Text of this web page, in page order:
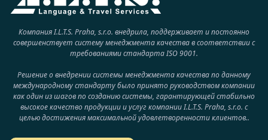
Компания I.L.T.S. Praha, s.r.o. внедрила, поддерживает и постоянно
совершенствует систему менеджмента качества в соответствии с
требованиями стандарта ISO 9001.
Решение о внедрении системы менеджмента качества по данному
международному стандарту было принято руководством компании
как один из шагов по созданию системы, гарантирующей стабильно
высокое качество продукции и услуг компании I.L.T.S. Praha, s.r.o. с
целью достижения максимальной удовлетворенности клиентов..